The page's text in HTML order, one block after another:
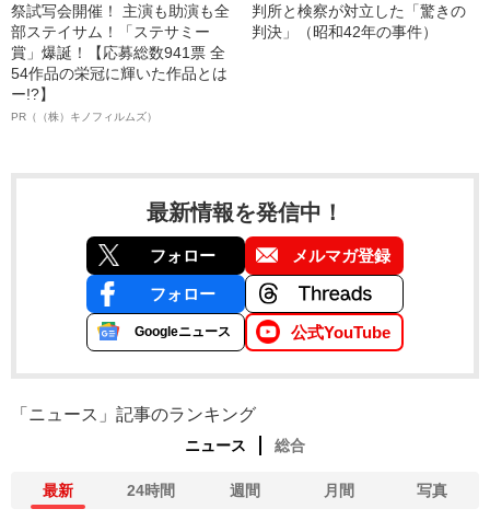
祭試写会開催！ 主演も助演も全
部ステイサム！「ステサミー
賞」爆誕！【応募総数941票 全
54作品の栄冠に輝いた作品とは
ー!?】
PR（（株）キノフィルムズ）
判所と検察が対立した「驚きの
判決」（昭和42年の事件）
最新情報を発信中！
フォロー メルマガ登録
フォロー
Googleニュース 公式YouTube
「ニュース」記事のランキング
ニュース 総合
最新 24時間 週間 月間 写真